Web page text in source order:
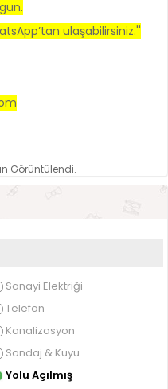
ulaşabilirsiniz.''
Görüntülendi.
Sanayi Elektriği
Telefon
Kanalizasyon
Sondaj & Kuyu
Yolu Açılmış